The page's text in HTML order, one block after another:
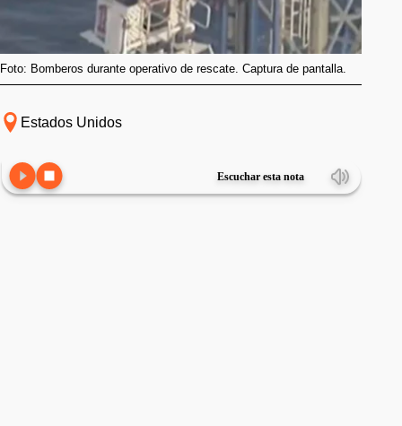
Foto: Bomberos durante operativo de rescate. Captura de pantalla.
Estados Unidos
Escuchar esta nota